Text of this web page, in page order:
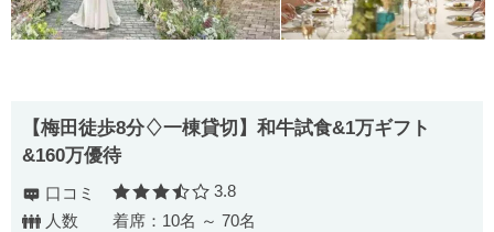
【梅田徒歩8分♢一棟貸切】和牛試食&1万ギフト
&160万優待
口コミ 口コミ評価
3.8
人数
着席：10名 ～ 70名